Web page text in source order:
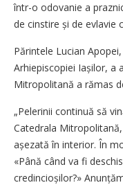
într-o odovanie a
de cinstire și de evla­vie
Părintele Lucian
Arhiepiscopiei Iașilor, a
Mitropolitană a rămas
„Pelerinii continuă să
Catedrala
așezată în interior. În
«Până când va fi
credincioșilor?»